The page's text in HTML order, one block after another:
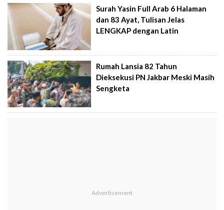
Surah Yasin Full Arab 6 Halaman
dan 83 Ayat, Tulisan Jelas
LENGKAP dengan Latin
Rumah Lansia 82 Tahun
Dieksekusi PN Jakbar Meski Masih
Sengketa